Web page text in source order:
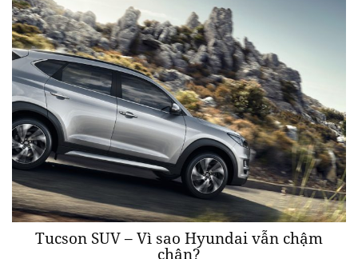
Tucson SUV – Vì sao Hyundai vẫn chậm
chân?